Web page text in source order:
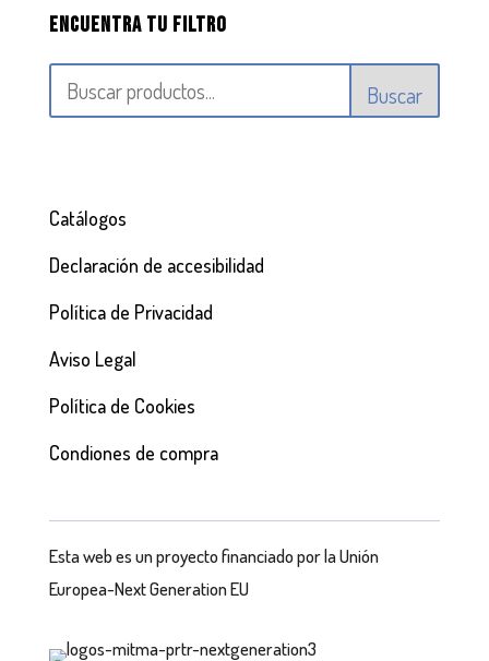
Encuentra tu filtro
Buscar
Catálogos
Declaración de accesibilidad
Política de Privacidad
Aviso Legal
Política de Cookies
Condiones de compra
Esta web es un proyecto financiado por la Unión
Europea-Next Generation EU